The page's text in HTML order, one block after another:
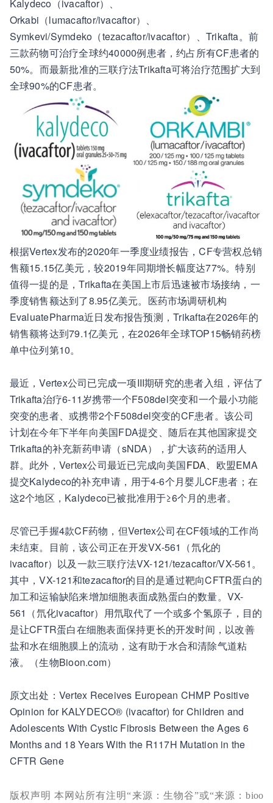
Kalydeco（ivacaftor）、
Orkabi（lumacaftor/ivacaftor）、
Symkevi/Symdeko（tezacaftor/ivacaftor）、Trikafta。前
三款药物可治疗全球约40000例患者，约占所有CF患者的
50%。而最新批准的三联疗法Trikafta可将治疗范围扩大到
全球90%的CF患者。
根据Vertex发布的2020年一季度业绩报告，CF专营权总销
售额15.15亿美元，较2019年同期增长幅度达77%。特别
值得一提的是，Trikafta在美国上市后迅速被市场接纳，一
季度销售额达到了8.95亿美元。医药市场调研机构
EvaluatePharma近日发布报告预测，Trikafta在2026年的
销售额将达到79.1亿美元，在2026年全球TOP15畅销药榜
单中位列第10。
最近，Vertex公司已完成一项III期研究的患者入组，评估了
Trikafta治疗6-11岁携带一个F508del突变和一个最小功能
突变的患者、或携带2个F508del突变的CF患者。该公司
计划在今年下半年向美国FDA提交、随后在其他国家提交
Trikafta的补充新药申请（sNDA），扩大该药的适用人
群。此外，Vertex公司最近已完成向美国FDA、欧盟EMA
提交Kalydeco的补充申请，用于4-6个月婴儿CF患者；在
这2个地区，Kalydeco已被批准用于≥6个月的患者。
尽管已手握4款CF药物，但Vertex公司在CF领域的工作尚
未结束。目前，该公司正在开发VX-561（氘化的
ivacaftor）以及一款三联疗法VX-121/tezacaftor/VX-561。
其中，VX-121和tezacaftor的目的是通过靶向CFTR蛋白的
加工和运输缺陷来增加细胞表面成熟蛋白的数量。VX-
561（氘化ivacaftor）用氘取代了一个或多个氢原子，目的
是让CFTR蛋白在细胞表面保持更长的开发时间，以改善
盐和水在细胞膜上的流动，这有助于水合和清除气道粘
液。（生物Bioon.com）
原文出处：Vertex Receives European CHMP Positive
Opinion for KALYDECO® (ivacaftor) for Children and
Adolescents With Cystic Fibrosis Between the Ages 6
Months and 18 Years With the R117H Mutation in the
CFTR Gene
版权声明 本网站所有注明“来源：生物谷”或“来源：bioo